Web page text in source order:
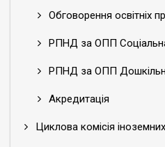
Обговорення освітніх
РПНД за ОПП
РПНД за ОПП
Акредитація
Циклова комісія